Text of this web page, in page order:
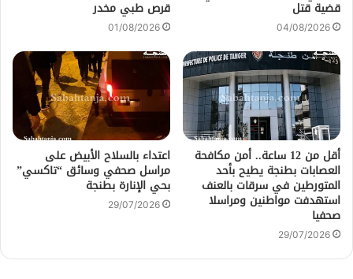
قضية قتل
04/08/2026
قرص طبي مخدر
01/08/2026
أقل من 12 ساعة.. أمن مكافحة
العصابات بطنجة يطيح بأحد
المتورطين في سرقات بالعنف
استهدفت مواطنين ومراسلا
صحفيا
29/07/2026
اعتداء بالسلاح الأبيض على
مراسل صحفي وسائق “تاكسي”
بحي الإنارة بطنجة
29/07/2026